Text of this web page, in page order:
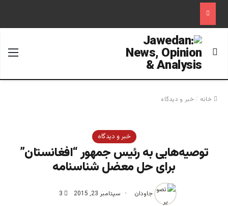
جستجو برای
خانه /خبر و دیدگاه
خبر و دیدگاه
توصیه‌هایی به رئیس جمهور “افغانستان”
برای حل معضل شناسنامه
جاودان سپتامبر 23, 2015 3